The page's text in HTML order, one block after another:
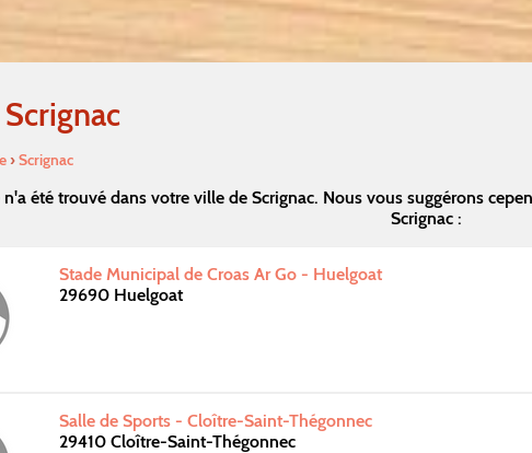
›Scrignac
été trouvé dans votre ville de Scrignac. Nous vous suggérons
Scrignac :
Stade Municipal de Croas Ar Go - Huelgoat
29690 Huelgoat
Salle de Sports - Cloître-Saint-Thégonnec
29410 Cloître-Saint-Thégonnec